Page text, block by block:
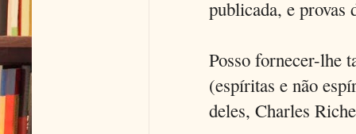
publicada, e provas
Posso fornecer-lhe
(espíritas e não
deles, Charles